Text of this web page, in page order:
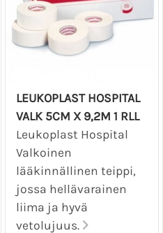
LEUKOPLAST HOSPITAL
VALK 5CM X 9,2M 1 RLL
Leukoplast Hospital
Valkoinen
lääkinnällinen teippi,
jossa hellävarainen
liima ja hyvä
vetolujuus.